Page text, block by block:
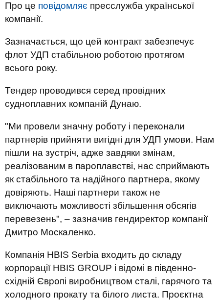
Про це повідомляє пресслужба української
компанії.
Зазначається, що цей контракт забезпечує
флот УДП стабільною роботою протягом
всього року.
Тендер проводився серед провідних
судноплавних компаній Дунаю.
"Ми провели значну роботу і переконали
партнерів прийняти вигідні для УДП умови. Нам
пішли на зустріч, адже завдяки змінам,
реалізованим в пароплавстві, нас сприймають
як стабільного та надійного партнера, якому
довіряють. Наші партнери також не
виключають можливості збільшення обсягів
перевезень", – зазначив гендиректор компанії
Дмитро Москаленко.
Компанія HBIS Serbia входить до складу
корпорації HBIS GROUP і відомі в південно-
східній Європі виробництвом сталі, гарячого та
холодного прокату та білого листа. Проєктна